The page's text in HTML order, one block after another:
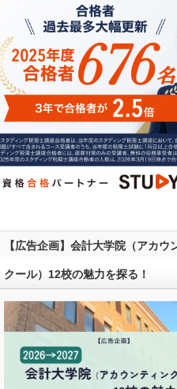
【広告企画】会計大学院（アカウ
クール）12校の魅力を探る！